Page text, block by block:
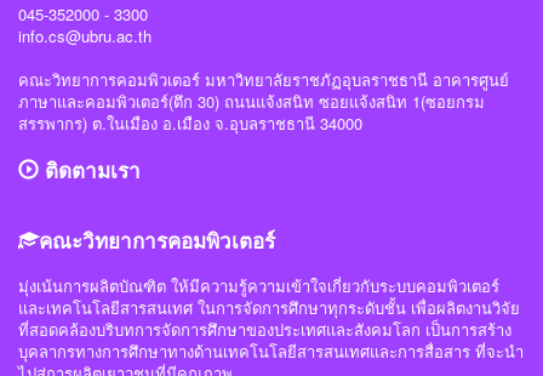
045-352000 - 3300
info.cs@ubru.ac.th
คณะวิทยาการคอมพิวเตอร์ มหาวิทยาลัยราชภัฏอุบลราชธานี อาคารศูนย์
ภาษาและคอมพิวเตอร์(ตึก 30) ถนนแจ้งสนิท ซอยแจ้งสนิท 1(ซอยกรม
สรรพากร) ต.ในเมือง อ.เมือง จ.อุบลราชธานี 34000
ติดตามเรา
คณะวิทยาการคอมพิวเตอร์
มุ่งเน้นการผลิตบัณฑิต ให้มีความรู้ความเข้าใจเกี่ยวกับระบบคอมพิวเตอร์
และเทคโนโลยีสารสนเทศ ในการจัดการศึกษาทุกระดับชั้น เพื่อผลิตงานวิจัย
ที่สอดคล้องบริบทการจัดการศึกษาของประเทศและสังคมโลก เป็นการสร้าง
บุคลากรทางการศึกษาทางด้านเทคโนโลยีสารสนเทศและการสื่อสาร ที่จะนำ